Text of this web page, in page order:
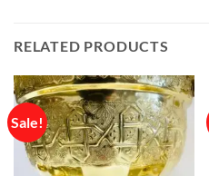
RELATED PRODUCTS
Sale!